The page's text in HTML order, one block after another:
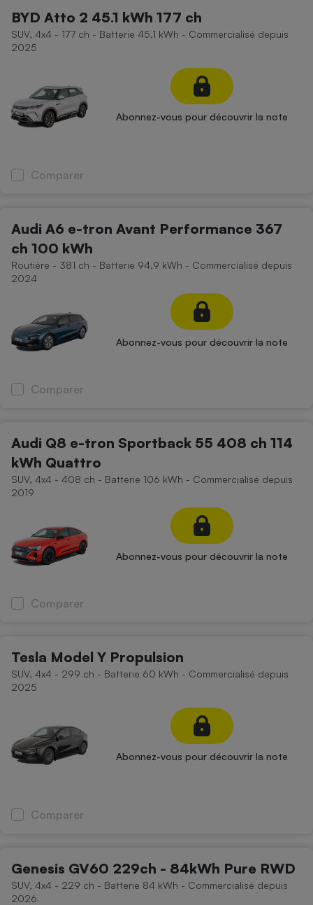
BYD Atto 2 45.1 kWh 177 ch
SUV, 4x4 - 177 ch - Batterie 45,1 kWh - Commercialisé depuis
2025
Abonnez-vous pour découvrir la note
Comparer
Audi A6 e-tron Avant Performance 367
ch 100 kWh
Routière - 381 ch - Batterie 94,9 kWh - Commercialisé depuis
2024
Abonnez-vous pour découvrir la note
Comparer
Audi Q8 e-tron Sportback 55 408 ch 114
kWh Quattro
SUV, 4x4 - 408 ch - Batterie 106 kWh - Commercialisé depuis
2019
Abonnez-vous pour découvrir la note
Comparer
Tesla Model Y Propulsion
SUV, 4x4 - 299 ch - Batterie 60 kWh - Commercialisé depuis
2025
Abonnez-vous pour découvrir la note
Comparer
Genesis GV60 229ch - 84kWh Pure RWD
SUV, 4x4 - 229 ch - Batterie 84 kWh - Commercialisé depuis
2026